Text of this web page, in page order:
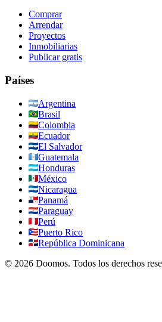
Comprar
Arrendar
Proyectos
Inmobiliarias
Publicar gratis
Países
Argentina
Brasil
Colombia
Ecuador
El Salvador
Guatemala
Honduras
México
Nicaragua
Panamá
Paraguay
Perú
Puerto Rico
República Dominicana
© 2026 Doomos. Todos los derechos